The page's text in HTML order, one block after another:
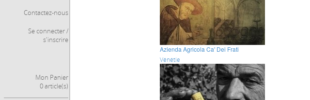
Contactez-nous
Se connecter /
s'inscrire
Mon Panier
0 article(s)
Azienda Agricola Ca' Dei Frati
Vénétie